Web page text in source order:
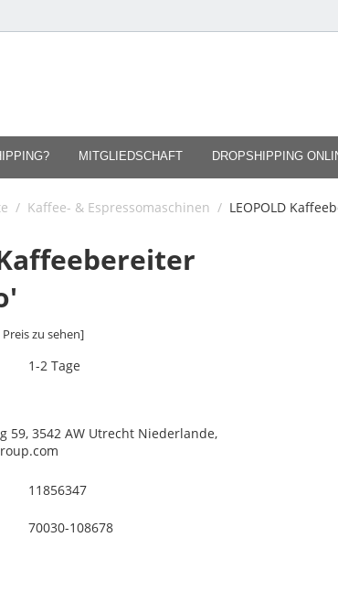
MITGLIEDSCHAFT DROPSHIPPING
/ Kaffee- & Espressomaschinen / LEOPOLD
zu sehen]
1-2 Tage
59, 3542 AW Utrecht Niederlande,
11856347
70030-108678